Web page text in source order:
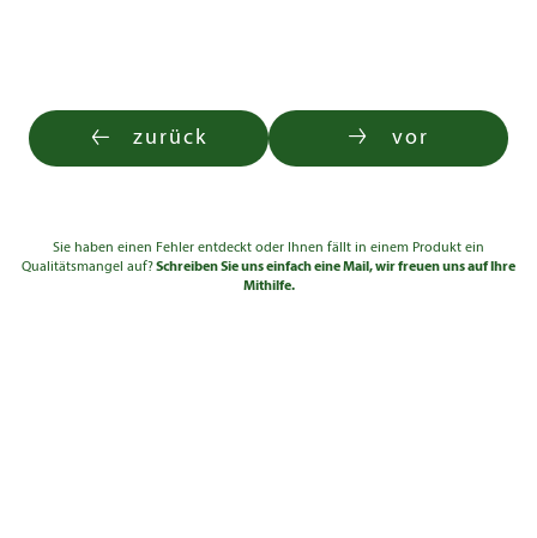
zurück vor
Sie haben einen Fehler entdeckt oder Ihnen fällt in einem Produkt ein
Qualitätsmangel auf?Schreiben Sie uns einfach eine Mail, wir freuen uns auf Ihre
Mithilfe.